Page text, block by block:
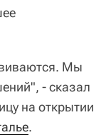
Мы
- сказал
на открытии
.